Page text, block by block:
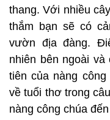
thang. Với nhiều
thắm bạn sẽ có
vườn địa đàng.
nhiên bên ngoài
tiên của nàng
về tuổi thơ trong
nàng công chúa